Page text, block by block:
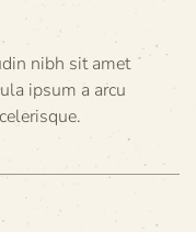
nibh sit amet
ipsum a arcu